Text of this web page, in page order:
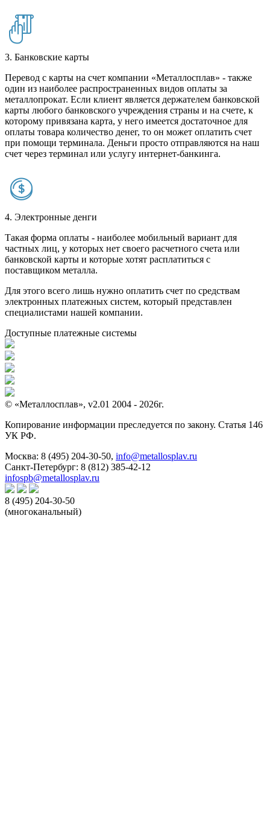
3. Банковские карты
Перевод с карты на счет компании «Металлосплав» - также
один из наиболее распространенных видов оплаты за
металлопрокат. Если клиент является держателем банковской
карты любого банковского учреждения страны и на счете, к
которому привязана карта, у него имеется достаточное для
оплаты товара количество денег, то он может оплатить счет
при помощи терминала. Деньги просто отправляются на наш
счет через терминал или услугу интернет-банкинга.
4. Электронные денги
Такая форма оплаты - наиболее мобильный вариант для
частных лиц, у которых нет своего расчетного счета или
банковской карты и которые хотят расплатиться с
поставщиком металла.
Для этого всего лишь нужно оплатить счет по средствам
электронных платежных систем, который представлен
специалистами нашей компании.
Доступные платежные системы
© «Металлосплав», v2.01 2004 - 2026г.
Копирование информации преследуется по закону. Статья 146
УК РФ.
Москва: 8 (495) 204-30-50, info@metallosplav.ru
Санкт-Петербург: 8 (812) 385-42-12
infospb@metallosplav.ru
8 (495) 204-30-50
(многоканальный)